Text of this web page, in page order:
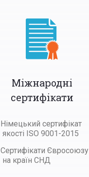
Міжнародні
сертифікати
Німецький сертифікат
якості ISO 9001-2015
Сертифікати Євросоюзу
на країн СНД